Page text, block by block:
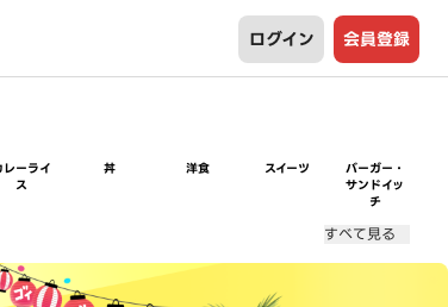
ログイン 会員登録
レーライ
ス
丼 洋食 スイーツ
バーガー・
サンドイッ
チ
すべて見る